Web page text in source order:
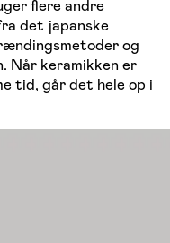
flere andre
det japanske
og
Når keramikken er
tid, går det hele op i